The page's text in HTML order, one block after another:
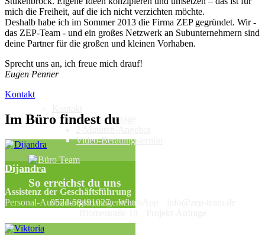
Kontakt
Projekt-Anfrage
Video-Beratungstermin
So erreichst du uns
0521-58491027 WhatsApp
mich die Freiheit, auf die ich nicht verzichten möchte.
Deshalb habe ich im Sommer 2013 die Firma ZEP gegründet. Wir -
das ZEP-Team - und ein großes Netzwerk an Subunternehmern sind
deine Partner für die großen und kleinen Vorhaben.
Sprecht uns an, ich freue mich drauf!
Eugen Penner
Kontakt
Im Büro findest du
Dijandra
Assistenz der Geschäftsführung
Personal-Ausbildungsmanagement